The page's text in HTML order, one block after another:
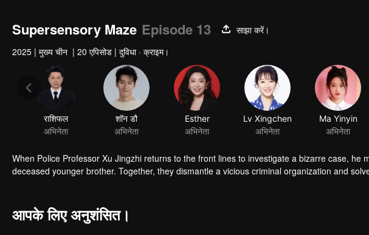
Supersensory Maze Episode 13
साझा करें।
2025 | मुख्य चीन | 20 एपिसोड | दुविधा · क्राइम।
राशिफल
अभिनेता
शॉन डौ
अभिनेता
Esther
अभिनेता
Lv Xingchen
अभिनेता
Ma Yinyin
अभिनेता
When Police Professor Xu Jingzhi returns to the front lines to investigate a bizarre case, he
deceased younger brother. Together, they dismantle a vicious criminal organization and
आपके लिए अनुशंसित।